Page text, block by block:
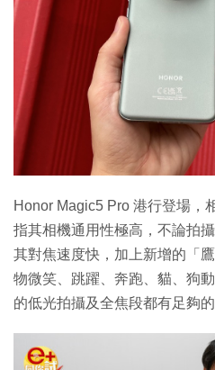
Honor Magic5 Pro 港行登場，
指其相機通用性極高，不論拍
其對焦速度快，加上新增的「
物微笑、跳躍、奔跑、貓、狗
的低光拍攝及全焦段都有足夠